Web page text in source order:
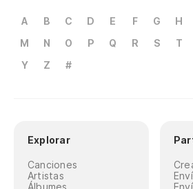
A B C D E F G H
M
N O P Q R S T
Y
Z #
Explorar
Canciones
Artistas
Álbumes